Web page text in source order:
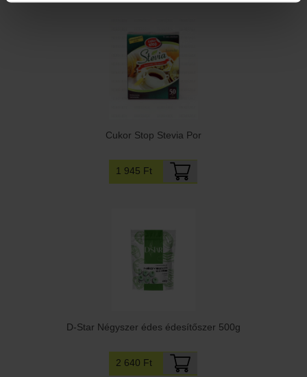
Cukor Stop Stevia Por
1 945 Ft
D-Star Négyszer édes édesítőszer 500g
2 640 Ft